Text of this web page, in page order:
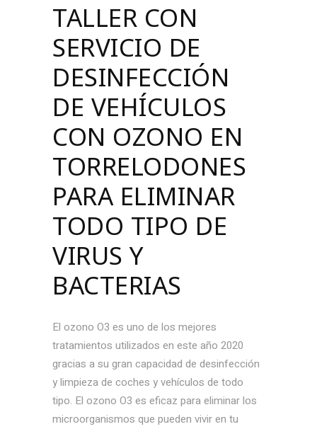
TALLER CON
SERVICIO DE
DESINFECCIÓN
DE VEHÍCULOS
CON OZONO EN
TORRELODONES
PARA ELIMINAR
TODO TIPO DE
VIRUS Y
BACTERIAS
El ozono O3 es uno de los mejores
tratamientos utilizados en este año 2020
gracias a su gran capacidad de desinfección
y limpieza de coches y vehículos de todo
tipo. El ozono O3 es eficaz para eliminar los
microorganismos que pueden vivir en tu